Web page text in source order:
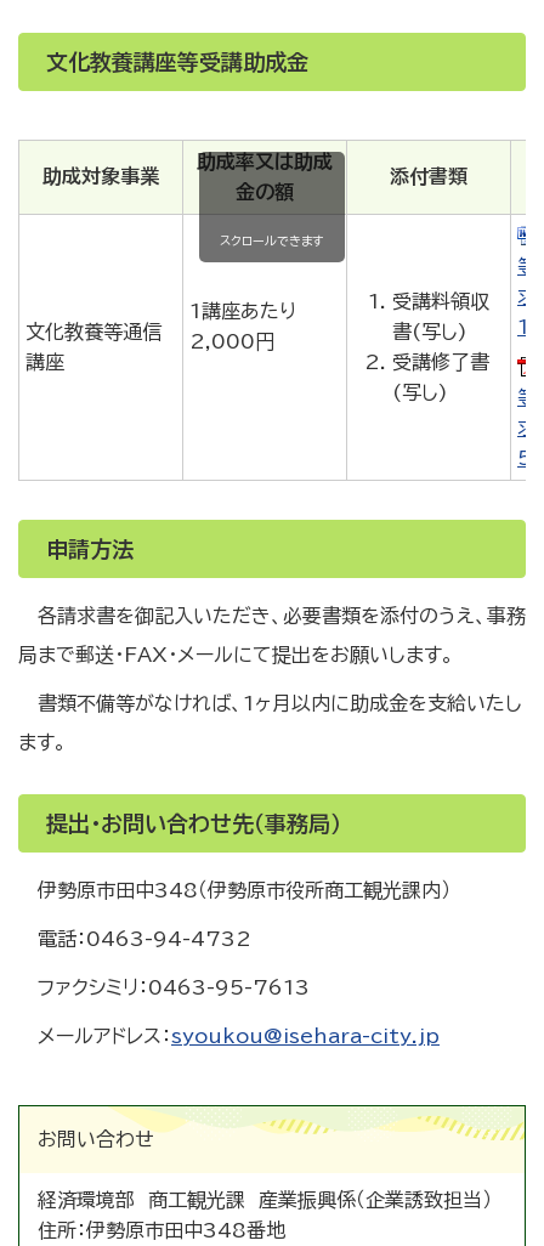
文化教養講座等受講助成金
助成対象事業
助成率又は助成
金の額
添付書類
文化教養等通信
講座
1講座あたり
2,000円
受講料領収
書(写し)
受講修了書
(写し)
等
求
等
求
スクロールできます
申請方法
各請求書を御記入いただき、必要書類を添付のうえ、事務
局まで郵送・FAX・メールにて提出をお願いします。
書類不備等がなければ、1ヶ月以内に助成金を支給いたし
ます。
提出・お問い合わせ先（事務局）
伊勢原市田中348（伊勢原市役所商工観光課内）
電話：0463-94-4732
ファクシミリ：0463-95-7613
メールアドレス： syoukou@isehara-city.jp
お問い合わせ
経済環境部 商工観光課 産業振興係（企業誘致担当）
住所：伊勢原市田中348番地